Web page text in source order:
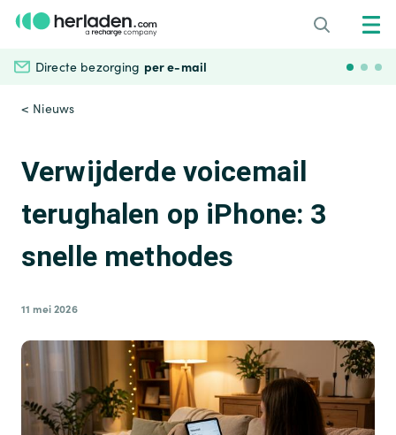
Directe bezorging per e-mail Veilig
< Nieuws
Verwijderde voicemail
terughalen op iPhone: 3
snelle methodes
11 mei 2026